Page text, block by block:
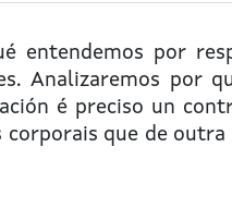
entendemos por
Analizaremos por
é preciso un
que de